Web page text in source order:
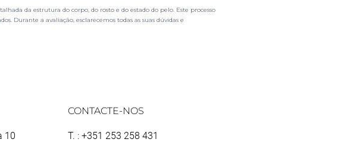
da estrutura do corpo, do rosto e do estado do pelo. Este processo
Durante a avaliação, esclarecemos todas as suas dúvidas e
10
CONTACTE-NOS
T. : +351 253 258 431